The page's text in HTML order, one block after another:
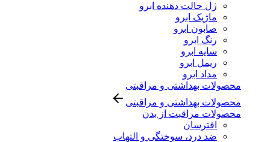
ژل حالت دهنده ابرو
ماژیک ابرو
صابون ابرو
رنگ ابرو
سایه ابرو
ریمل ابرو
مداد ابرو
محصولات بهداشتی و مراقبتی
محصولات بهداشتی و مراقبتی
محصولات مراقبت از بدن
افترسان
ضد درد، سوختگی و التهاب